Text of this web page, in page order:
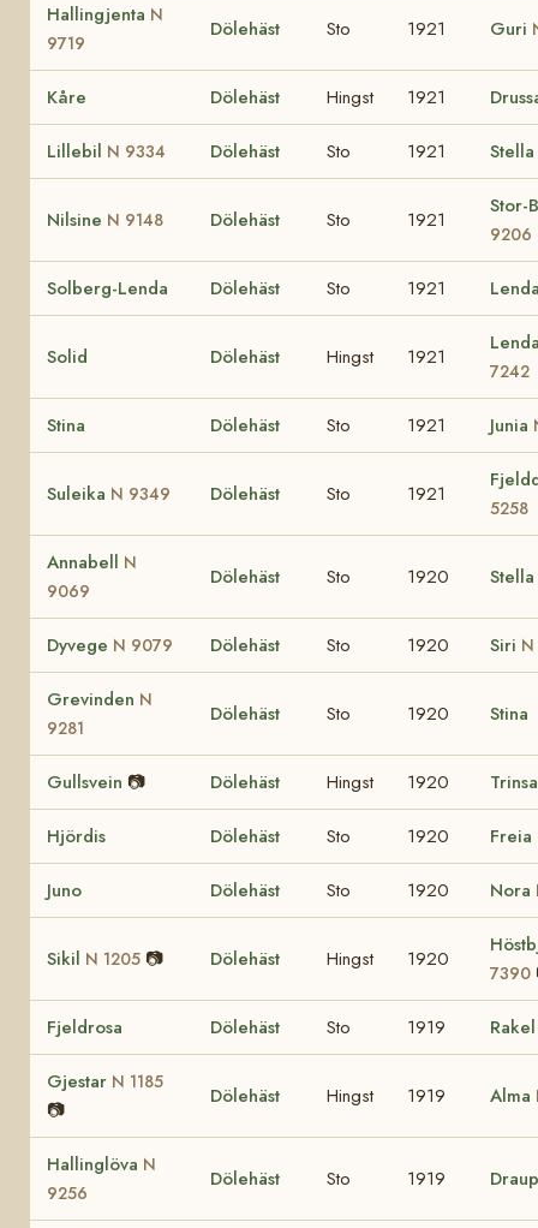
Hallingjenta N
9719
Dölehäst Sto 1921 Guri
Kåre Dölehäst Hingst 1921
Lillebil N 9334 Dölehäst Sto 1921 Stella
Nilsine N 9148 Dölehäst Sto 1921
Stor-
9206
Solberg-Lenda Dölehäst Sto 1921
Solid Dölehäst Hingst 1921
7242
Stina Dölehäst Sto 1921 Junia
Suleika N 9349 Dölehäst Sto 1921
5258
Annabell N
9069
Dölehäst Sto 1920 Stella
Dyvege N 9079 Dölehäst Sto 1920 Siri
Grevinden N
9281
Dölehäst Sto 1920 Stina
Gullsvein 📷 Dölehäst Hingst 1920
Hjördis Dölehäst Sto 1920 Freia
Juno Dölehäst Sto 1920 Nora
Sikil N 1205 📷 Dölehäst Hingst 1920
7390
Fjeldrosa Dölehäst Sto 1919
Gjestar N 1185
📷
Dölehäst Hingst 1919 Alma
Hallinglöva N
9256
Dölehäst Sto 1919